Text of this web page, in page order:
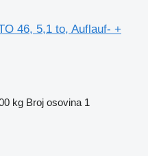
46, 5,1 to, Auflauf- +
kg Broj osovina 1